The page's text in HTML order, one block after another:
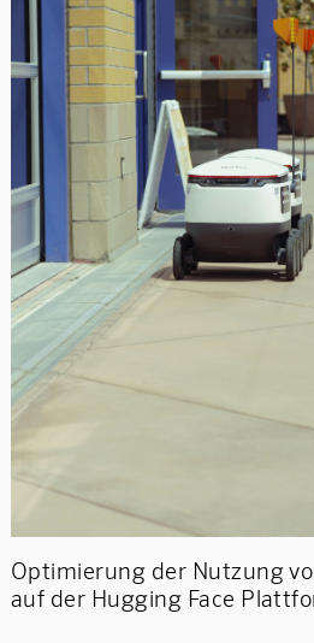
Optimierung der Nutzung
auf der Hugging Face